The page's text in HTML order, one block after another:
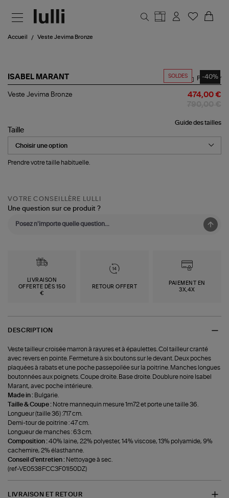
Accueil Veste Jevima Bronze
SOLDES -40%
ISABEL MARANT
Veste
Partager
Veste Jevima Bronze 474,00 €
Guide des tailles
Taille
Prendre votre taille habituelle.
VOTRE CONSEILLÈRE LULLI
Une question sur ce produit ?
LIVRAISON
OFFERTE DÈS 150
€
RETOUR OFFERT
PAIEMENT EN
3X,4X
DESCRIPTION
Veste tailleur croisée marron à rayures et à épaulettes. Col tailleur cranté
avec revers en pointe. Fermeture à six boutons sur le devant. Deux poches
plaquées à rabats et une poche passepoilée sur la poitrine. Manches longues
boutonnées aux poignets. Coupe droite. Base droite. Doublure noire Isabel
Marant, avec poche intérieure.
Made in : Bulgarie.
Taille & Coupe : Notre mannequin mesure 1m72 et porte une taille 36.
Longueur (taille 36) :717 cm.
Demi-tour de poitrine : 47 cm.
Longueur de manches : 63 cm.
Composition :40% laine, 22% polyester, 14% viscose, 13% polyamide, 9%
cachemire, 2% élasthanne.
Conseil d'entretien : Nettoyage à sec.
(ref-VE0538FCC3F01I50DZ)
LIVRAISON ET RETOUR